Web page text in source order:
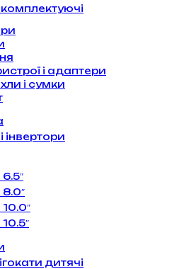
і адаптери
і сумки
інвертори
дитячі